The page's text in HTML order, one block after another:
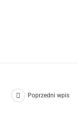
Poprzedni wpis